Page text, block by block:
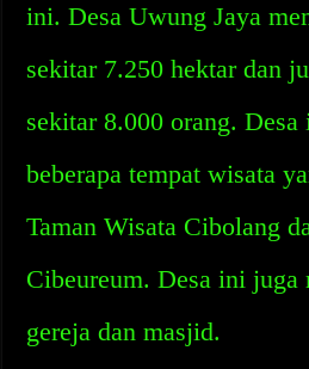
ini. Desa Uwung Jaya
sekitar 7.250 hektar dan
sekitar 8.000 orang.
beberapa tempat wisata
Taman Wisata Cibolang
Cibeureum. Desa ini
gereja dan masjid.